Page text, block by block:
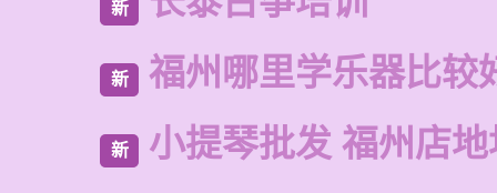
新
新 福州哪里学乐器比较
新 小提琴批发 福州店